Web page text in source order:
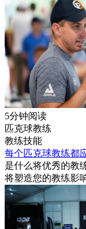
5分钟阅读
匹克球教练
教练技能
每个匹克球教练都
是什么将优秀的教
将塑造您的教练影